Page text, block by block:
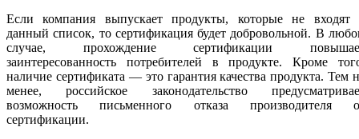
Если компания выпускает продукты, которые не входят
данный список, то сертификация будет добровольной. В
случае, прохождение сертификации
заинтересованность потребителей в продукте. Кроме
наличие сертификата — это гарантия качества продукта. Тем
менее, российское законодательство
возможность письменного отказа производителя
сертификации.